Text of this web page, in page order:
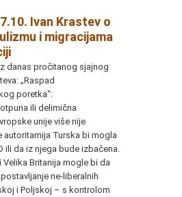
Ivan Krastev o
i migracijama
danas pročitanog sjajnog
„Raspad
poretka“:
ili delimična
unije više nije
autoritarnija Turska bi mogla
ili da iz njega bude izbačena.
Velika Britanija mogle bi da
ne-liberalnih
i Poljskoj – s kontrolom